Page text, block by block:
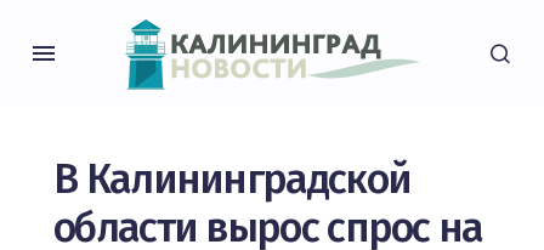
В Калининградской
области вырос спрос на